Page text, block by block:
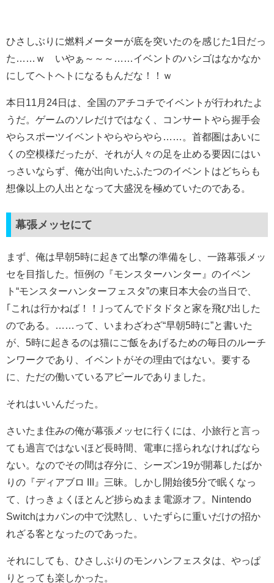
ひさしぶりに燃料メーターが底を突いたのを感じた1日だっ
た……ｗ いやぁ～～～……イベントのハシゴはなかなか
にしてヘトヘトになるもんだな！！ｗ
本日11月24日は、全国のアチコチでイベントが行われたよ
うだ。ゲームのソレだけではなく、コンサートやら握手会
やらスポーツイベントやらやらやら……。首都圏はあいに
くの空模様だったが、それが人々の足を止める要因にはい
っさいならず、俺が出向いたふたつのイベントはどちらも
想像以上の人出となって大盛況を極めていたのである。
幕張メッセにて
まず、俺は早朝5時に起きて出撃の準備をし、一路幕張メッ
セを目指した。恒例の『モンスターハンター』のイベン
ト“モンスターハンターフェスタ”の東日本大会の当日で、
｢これは行かねば！！｣ってんでドタドタと家を飛び出した
のである。……って、いまわざわざ“早朝5時に”と書いた
が、5時に起きるのは猫にご飯をあげるための毎日のルーチ
ンワークであり、イベントがその理由ではない。要する
に、ただの働いているアピールでありました。
それはいいんだった。
さいたま住みの俺が幕張メッセに行くには、小旅行と言っ
ても過言ではないほど長時間、電車に揺られなければなら
ない。なのでその間は存分に、シーズン19が開幕したばか
りの『ディアブロ III』三昧。しかし開始後5分で眠くなっ
て、けっきょくほとんど捗らぬまま電源オフ。Nintendo
Switchはカバンの中で沈黙し、いたずらに重いだけの招か
れざる客となったのであった。
それにしても、ひさしぶりのモンハンフェスタは、やっぱ
りとっても楽しかった。